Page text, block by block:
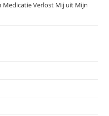
Medicatie Verlost Mij uit Mijn